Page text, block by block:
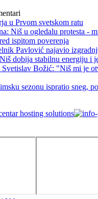
u Prvom svetskom ratu
Niš u ogledalu protesta -
ispitom poverenja
Pavlović najavio
dobija stabilnu energiju i
Božić: "Niš mi je
sezonu ispratio sneg,